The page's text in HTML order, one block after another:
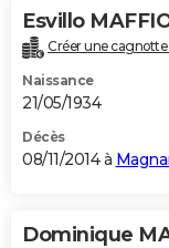
Esvillo
Créer une cagnotte
Naissance
21/05/1934
Décès
08/11/2014 à
Dominique